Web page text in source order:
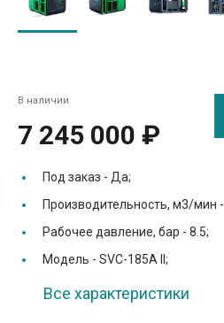
В наличии
7 245 000 ₽
Под заказ - Да;
Производительность, м3/мин -
Рабочее давление, бар - 8.5;
Модель - SVC-185A II;
Все характеристики